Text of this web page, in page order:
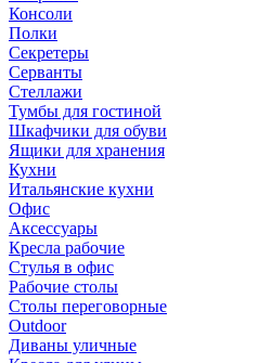
Консоли
Полки
Секретеры
Серванты
Стеллажи
Тумбы для гостиной
Шкафчики для обуви
Ящики для хранения
Кухни
Итальянские кухни
Офис
Аксессуары
Кресла рабочие
Стулья в офис
Рабочие столы
Столы переговорные
Outdoor
Диваны уличные